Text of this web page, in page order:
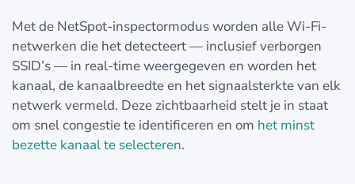
Met de NetSpot-inspectormodus worden alle Wi-Fi-
netwerken die het detecteert — inclusief verborgen
SSID’s — in real-time weergegeven en worden het
kanaal, de kanaalbreedte en het signaalsterkte van elk
netwerk vermeld. Deze zichtbaarheid stelt je in staat
om snel congestie te identificeren en om het minst
bezette kanaal te selecteren.